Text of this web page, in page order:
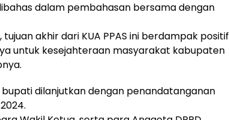
dalam pembahasan bersama dengan
akhir dari KUA PPAS ini berdampak positif
untuk kesejahteraan masyarakat kabupaten
dilanjutkan dengan penandatanganan